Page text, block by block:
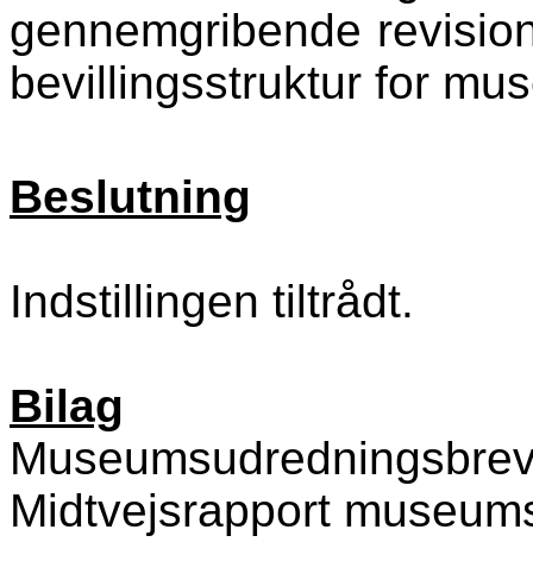
gennemgribende
bevillingsstruktur for
Beslutning
Indstillingen tiltrådt.
Bilag
Midtvejsrapport